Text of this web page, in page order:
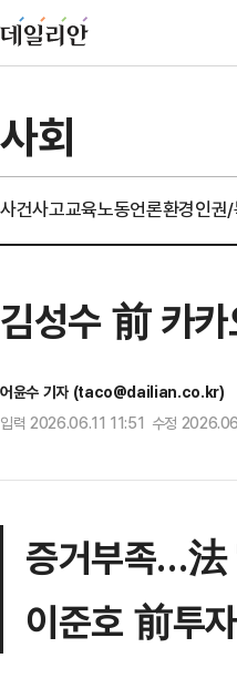
사회
사건사고교육노동언론환경인권
김성수 前 카
어윤수 기자 (taco@dailian.co.kr)
입력 2026.06.11 11:51 수정
증거부족…法
이준호 前투